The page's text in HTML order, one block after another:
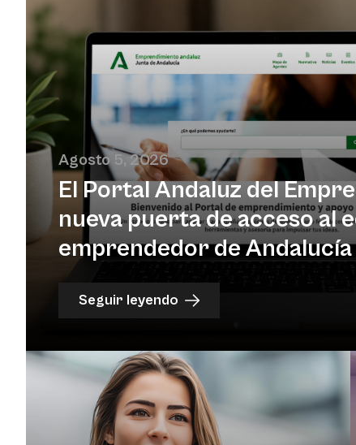
Agosto 5, 2026
El Portal Andaluz del
nueva puerta de acceso al
emprendedor de Andalucía
Seguir leyendo